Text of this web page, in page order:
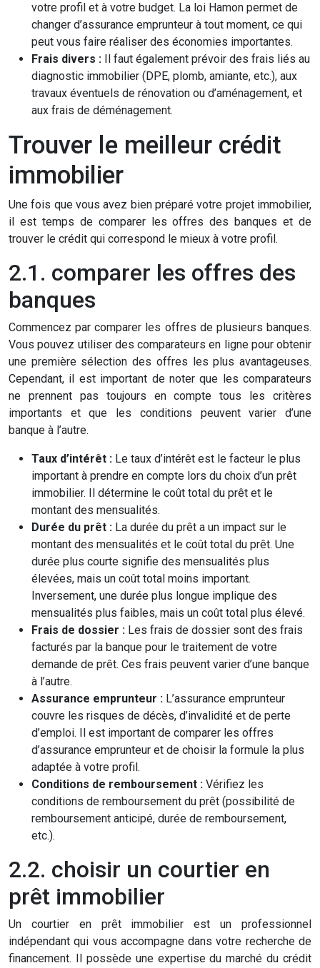
votre profil et à votre budget. La loi Hamon permet de
changer d’assurance emprunteur à tout moment, ce qui
peut vous faire réaliser des économies importantes.
Frais divers :
Il faut également prévoir des frais liés au
diagnostic immobilier (DPE, plomb, amiante, etc.), aux
travaux éventuels de rénovation ou d’aménagement, et
aux frais de déménagement.
Trouver le meilleur crédit
immobilier
Une fois que vous avez bien préparé votre projet immobilier,
il est temps de comparer les offres des banques et de
trouver le crédit qui correspond le mieux à votre profil.
2.1. comparer les offres des
banques
Commencez par comparer les offres de plusieurs banques.
Vous pouvez utiliser des comparateurs en ligne pour obtenir
une première sélection des offres les plus avantageuses.
Cependant, il est important de noter que les comparateurs
ne prennent pas toujours en compte tous les critères
importants et que les conditions peuvent varier d’une
banque à l’autre.
Taux d’intérêt : Le taux d’intérêt est le facteur le plus
important à prendre en compte lors du choix d’un prêt
immobilier. Il détermine le coût total du prêt et le
montant des mensualités.
Durée du prêt : La durée du prêt a un impact sur le
montant des mensualités et le coût total du prêt. Une
durée plus courte signifie des mensualités plus
élevées, mais un coût total moins important.
Inversement, une durée plus longue implique des
mensualités plus faibles, mais un coût total plus élevé.
Frais de dossier : Les frais de dossier sont des frais
facturés par la banque pour le traitement de votre
demande de prêt. Ces frais peuvent varier d’une banque
à l’autre.
Assurance emprunteur : L’assurance emprunteur
couvre les risques de décès, d’invalidité et de perte
d’emploi. Il est important de comparer les offres
d’assurance emprunteur et de choisir la formule la plus
adaptée à votre profil.
Conditions de remboursement : Vérifiez les
conditions de remboursement du prêt (possibilité de
remboursement anticipé, durée de remboursement,
etc.).
2.2. choisir un courtier en
prêt immobilier
Un courtier en prêt immobilier est un professionnel
indépendant qui vous accompagne dans votre recherche de
financement. Il possède une expertise du marché du crédit